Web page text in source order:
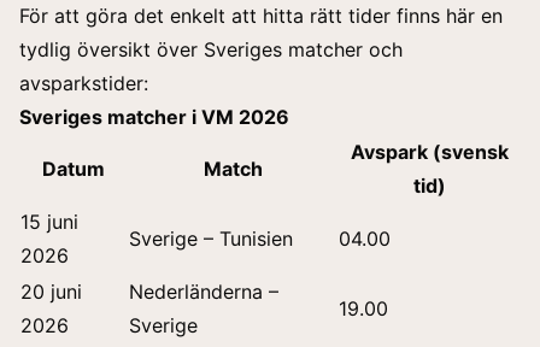
För att göra det enkelt att hitta rätt tider finns här en
tydlig översikt över Sveriges matcher och
avsparkstider:
Sveriges matcher i VM 2026
Datum Match
Avspark (svensk
tid)
15 juni
2026
Sverige – Tunisien 04.00
20 juni
2026
Nederländerna –
Sverige
19.00